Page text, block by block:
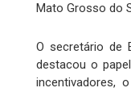
Mato Grosso do
O secretário de
destacou o
incentivadores,